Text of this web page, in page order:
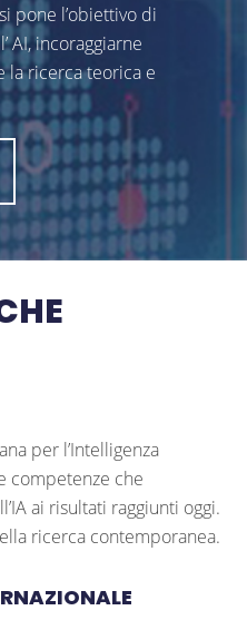
pone l’obiettivo di
AI, incoraggiarne
la ricerca teorica e
per l’Intelligenza
competenze che
ai risultati raggiunti oggi.
ricerca contemporanea.